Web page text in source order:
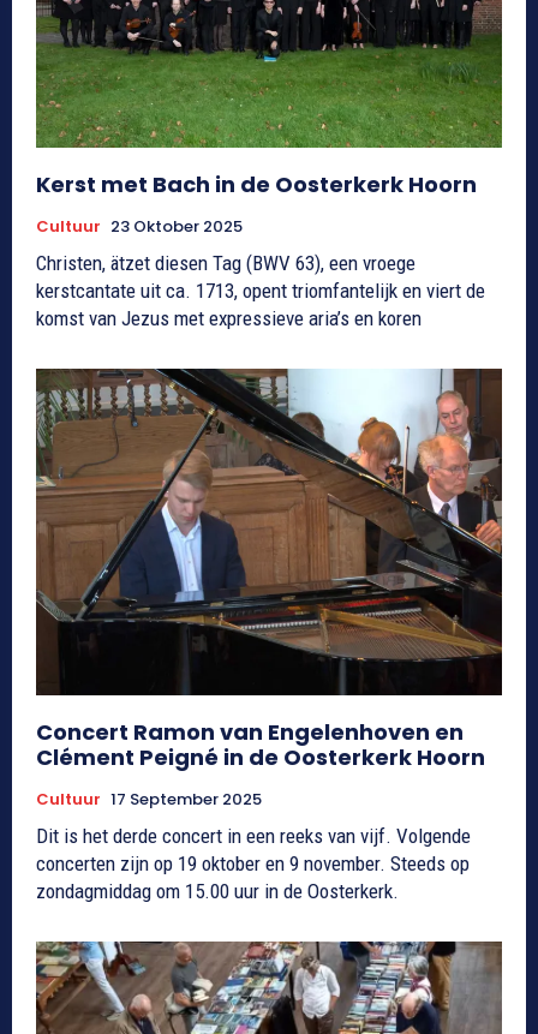
Kerst met Bach in de Oosterkerk Hoorn
Cultuur 23 Oktober 2025
Christen, ätzet diesen Tag (BWV 63), een vroege
kerstcantate uit ca. 1713, opent triomfantelijk en viert de
komst van Jezus met expressieve aria’s en koren
Concert Ramon van Engelenhoven en
Clément Peigné in de Oosterkerk Hoorn
Cultuur 17 September 2025
Dit is het derde concert in een reeks van vijf. Volgende
concerten zijn op 19 oktober en 9 november. Steeds op
zondagmiddag om 15.00 uur in de Oosterkerk.